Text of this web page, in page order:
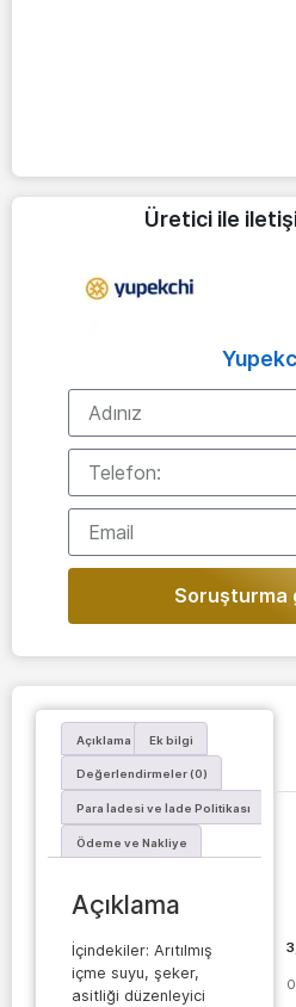
Üretici ile
Soruşturma
Açıklama Ek bilgi
Değerlendirmeler (0)
Para İadesi ve İade Politikası
Ödeme ve Nakliye
Açıklama
İçindekiler: Arıtılmış
içme suyu, şeker,
asitliği düzenleyici